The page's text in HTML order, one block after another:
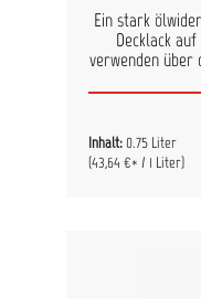
Ein stark
Decklack
verwenden über
Bereichen, wo
ist.
Inhalt: 0.75 Liter
(43,64 €* / 1 Liter)